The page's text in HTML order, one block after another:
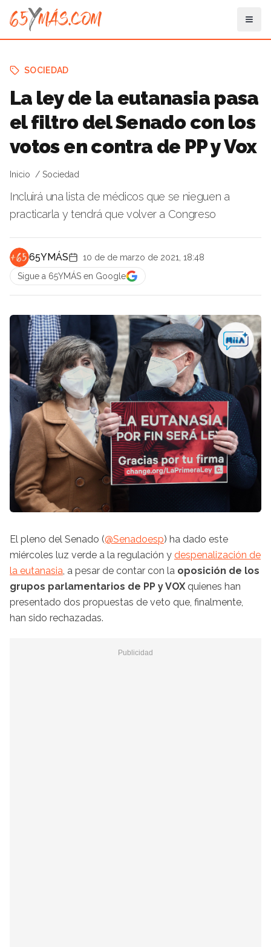
SOCIEDAD
La ley de la eutanasia pasa
el filtro del Senado con los
votos en contra de PP y Vox
Inicio Sociedad
Incluirá una lista de médicos que se nieguen a
practicarla y tendrá que volver a Congreso
65YMÁS
10 de de marzo de 2021, 18:48
Sigue a 65YMÁS en Google
El pleno del Senado (@Senadoesp) ha dado este
miércoles luz verde a la regulación y despenalización de
la eutanasia, a pesar de contar con la oposición de los
grupos parlamentarios de PP y VOX quienes han
presentado dos propuestas de veto que, finalmente,
han sido rechazadas.